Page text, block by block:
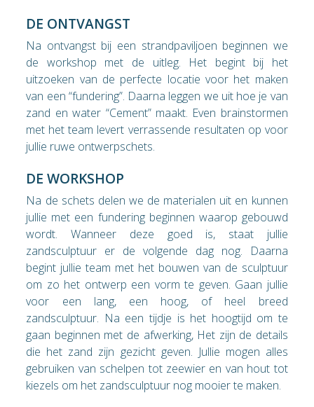
DE ONTVANGST
Na ontvangst bij een strandpaviljoen beginnen we
de workshop met de uitleg. Het begint bij het
uitzoeken van de perfecte locatie voor het maken
van een “fundering”. Daarna leggen we uit hoe je van
zand en water “Cement” maakt. Even brainstormen
met het team levert verrassende resultaten op voor
jullie ruwe ontwerpschets.
DE WORKSHOP
Na de schets delen we de materialen uit en kunnen
jullie met een fundering beginnen waarop gebouwd
wordt. Wanneer deze goed is, staat jullie
zandsculptuur er de volgende dag nog. Daarna
begint jullie team met het bouwen van de sculptuur
om zo het ontwerp een vorm te geven. Gaan jullie
voor een lang, een hoog, of heel breed
zandsculptuur. Na een tijdje is het hoogtijd om te
gaan beginnen met de afwerking, Het zijn de details
die het zand zijn gezicht geven. Jullie mogen alles
gebruiken van schelpen tot zeewier en van hout tot
kiezels om het zandsculptuur nog mooier te maken.